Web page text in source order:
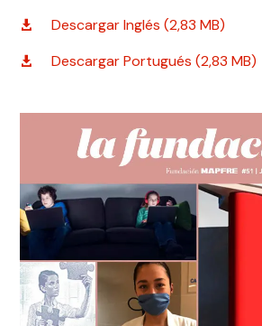
Descargar Inglés (2,83 MB)
Descargar Portugués (2,83 MB)